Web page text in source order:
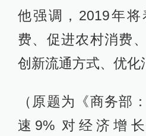
他强调，2019年
费、促进农村消费
创新流通方式、优化
（原题为《商务部
速9% 对经济增